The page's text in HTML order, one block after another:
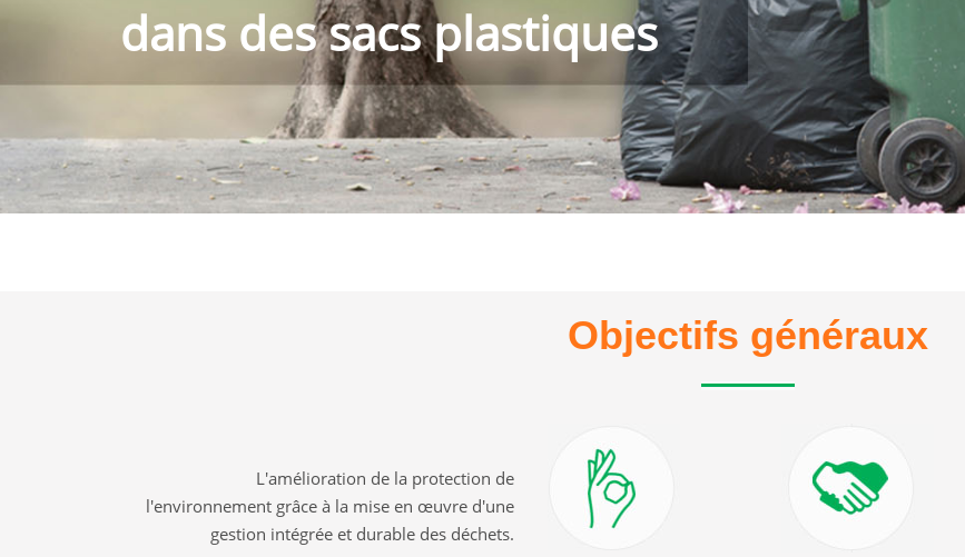
dans des sacs plastiques
Objectifs généraux
L'amélioration de la protection de
l'environnement grâce à la mise en œuvre d'une
gestion intégrée et durable des déchets.